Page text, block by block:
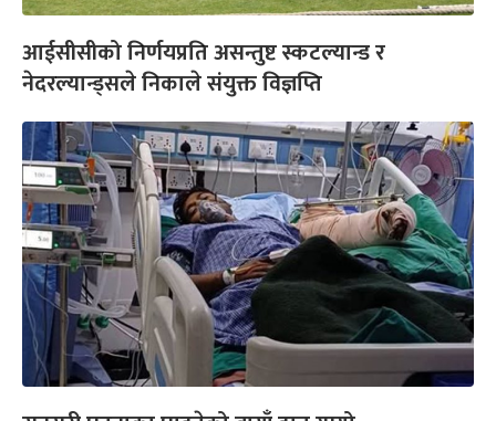
आईसीसीको निर्णयप्रति असन्तुष्ट स्कटल्यान्ड र
नेदरल्यान्ड्सले निकाले संयुक्त विज्ञप्ति